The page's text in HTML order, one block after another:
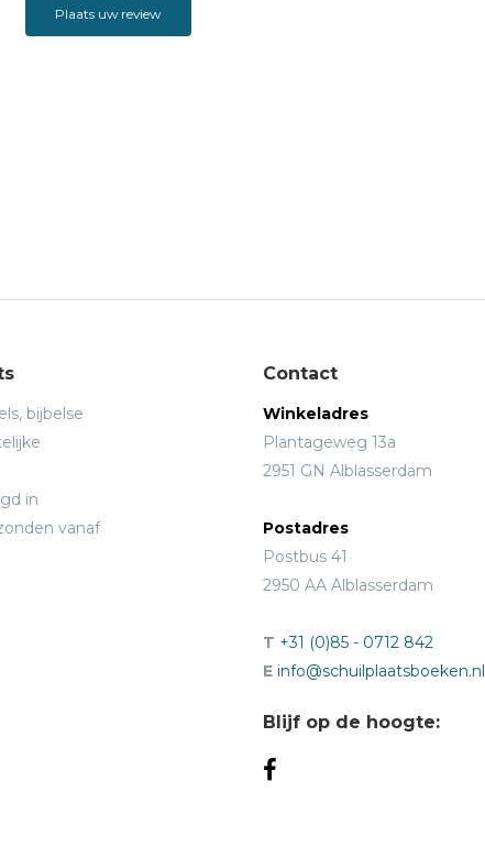
Plaats uw review
bijbelse
in
vanaf
Contact
Winkeladres
Plantageweg 13a
2951 GN Alblasserdam
Postadres
Postbus 41
2950 AA Alblasserdam
T +31 (0)85 - 0712 842
E info@schuilplaatsboeken.nl
Blijf op de hoogte: